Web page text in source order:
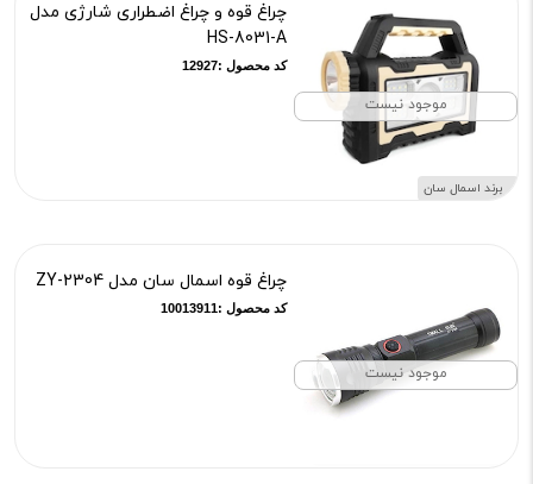
موجود نیست
برند اسمال سان
چراغ قوه و چراغ اضطراری شارژی مدل
HS-8031-A
کد محصول :12927
موجود نیست
چراغ قوه اسمال سان مدل ZY-2304
کد محصول :10013911